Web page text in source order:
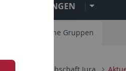
EINRICHTUNGEN
und studentische Gruppen
Freie Fachschaft Jura